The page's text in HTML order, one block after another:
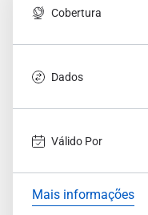
Cobertura
Dados
Válido Por
Mais informações